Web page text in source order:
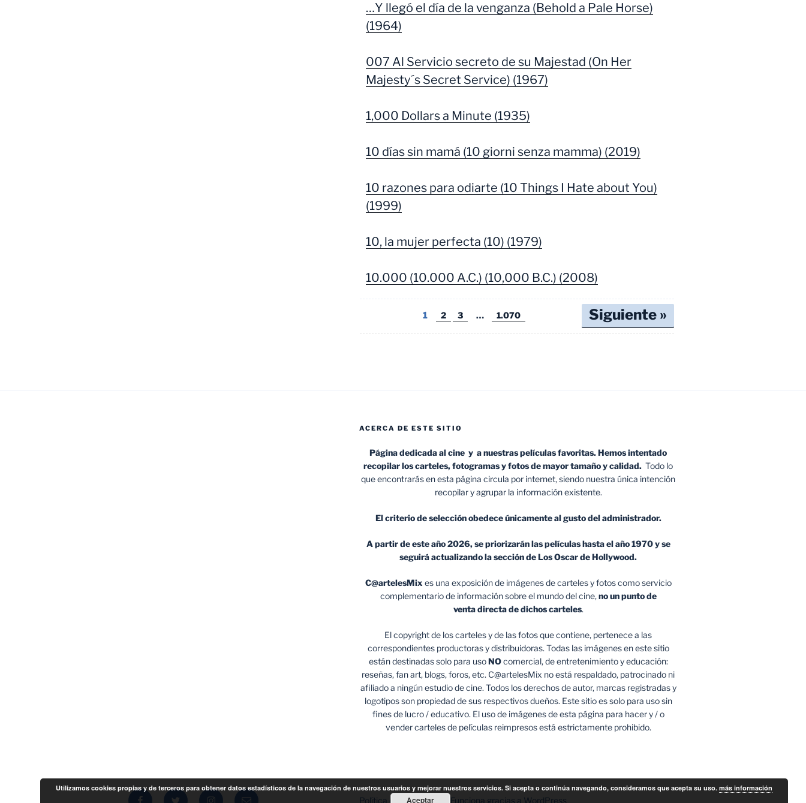
…Y llegó el día de la venganza (Behold a Pale Horse)
(1964)
007 Al Servicio secreto de su Majestad (On Her
Majesty´s Secret Service) (1967)
1,000 Dollars a Minute (1935)
10 días sin mamá (10 giorni senza mamma) (2019)
10 razones para odiarte (10 Things I Hate about You)
(1999)
10, la mujer perfecta (10) (1979)
10.000 (10.000 A.C.) (10,000 B.C.) (2008)
1 2 3 … 1.070 Siguiente »
ACERCA DE ESTE SITIO
Página dedicada al cine y a nuestras películas favoritas. Hemos intentado
recopilar los carteles, fotogramas y fotos de mayor tamaño y calidad.Todo lo
que encontrarás en esta página circula por internet, siendo nuestra única intención
recopilar y agrupar la información existente.
El criterio de selección obedece únicamente al gusto del administrador.
A partir de este año 2026, se priorizarán las películas hasta el año 1970 y se
seguirá actualizando la sección de Los Oscar de Hollywood.
C@artelesMix es una exposición de imágenes de carteles y fotos como servicio
complementario de información sobre el mundo del cine,no un punto de
ventadirecta de dichos carteles.
El copyright de los carteles y de las fotos que contiene, pertenece a las
correspondientes productoras y distribuidoras. Todas las imágenes en este sitio
están destinadas solo para usoNOcomercial, de entretenimiento y educación:
reseñas, fan art, blogs, foros, etc. C@artelesMix no está respaldado, patrocinado ni
afiliado a ningún estudio de cine. Todos los derechos de autor, marcas registradas y
logotipos son propiedad de sus respectivos dueños. Este sitio es solo para uso sin
fines de lucro / educativo. El uso de imágenes de esta página para hacer y / o
vender carteles de películas reimpresos está estrictamente prohibido.
FacebookTwitter InstagramCorreo Política de privacidad Funciona gracias a WordPress
Utilizamos cookies propias y de terceros para obtener datos estadísticos de la navegación de nuestros usuarios y mejorar nuestros servicios. Si acepta o continúa navegando, consideramos que acepta su uso.más información
Aceptar